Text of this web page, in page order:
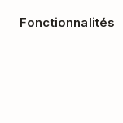
Fonctionnalités